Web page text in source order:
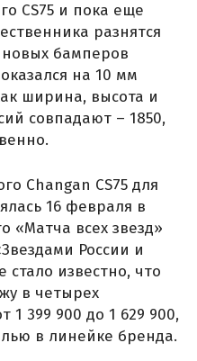
CS75 и пока еще
разнятся
новых бамперов
на 10 мм
ширина, высота и
совпадают – 1850,
Changan CS75 для
16 февраля в
«Матча всех звезд»
России и
известно, что
в четырех
1 399 900 до 1 629 900,
в линейке бренда.